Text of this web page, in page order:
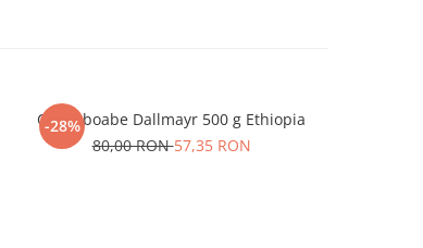
-28%
Cafea boabe Dallmayr 500 g Ethiopia
80,00 RON57,35 RON